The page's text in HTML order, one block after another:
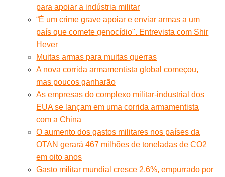
para apoiar a indústria militar
“É um crime grave apoiar e enviar armas a um
país que comete genocídio". Entrevista com Shir
Hever
Muitas armas para muitas guerras
A nova corrida armamentista global começou,
mas poucos ganharão
As empresas do complexo militar-industrial dos
EUA se lançam em uma corrida armamentista
com a China
O aumento dos gastos militares nos países da
OTAN gerará 467 milhões de toneladas de CO2
em oito anos
Gasto militar mundial cresce 2,6%, empurrado por